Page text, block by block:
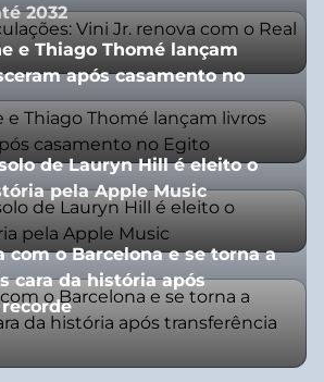
2032
e Thiago Thomé lançam
após casamento no
de Lauryn Hill é eleito o
pela Apple Music
com o Barcelona e se torna a
cara da história após